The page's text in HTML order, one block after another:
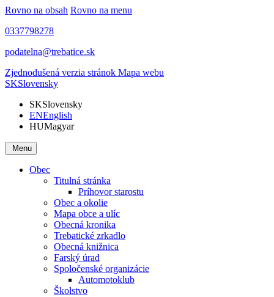
Rovno na obsah Rovno na menu
0337798278
podatelna@trebatice.sk
Zjednodušená verzia stránok Mapa webu
SKSlovensky
SKSlovensky
ENEnglish
HUMagyar
Menu
Obec
Titulná stránka
Príhovor starostu
Obec a okolie
Mapa obce a ulíc
Obecná kronika
Trebatické zrkadlo
Obecná knižnica
Farský úrad
Spoločenské organizácie
Automotoklub
Školstvo